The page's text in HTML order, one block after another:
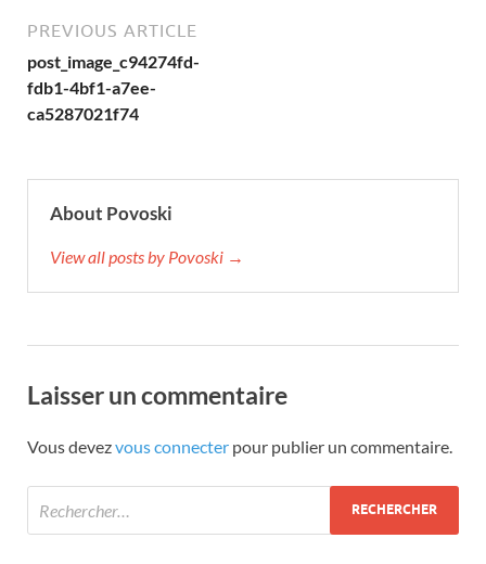
PREVIOUS ARTICLE
post_image_c94274fd-
fdb1-4bf1-a7ee-
ca5287021f74
About Povoski
View all posts by Povoski →
Laisser un commentaire
Vous devezvous connecter pour publier un commentaire.